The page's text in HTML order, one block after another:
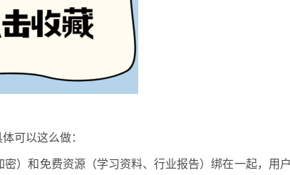
可以这么做：
）和免费资源（学习资料、行业报告）绑在一起，用